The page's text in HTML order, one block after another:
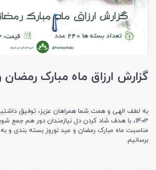
گزارش ارزاق ماه مبارک رمضان و
1403، با هدف شاد کردن دل نیازمندان دور هم جمع
مناسبت ماه مبارک رمضان و عید نوروز بسته بندی و
برسانیم.